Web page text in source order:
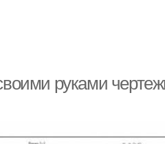
руками